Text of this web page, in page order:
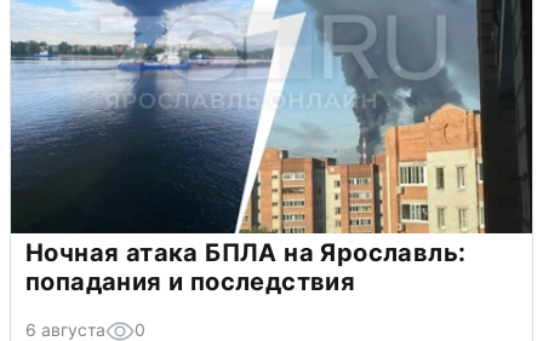
Ночная атака БПЛА на Ярославль:
попадания и последствия
6 августа 0